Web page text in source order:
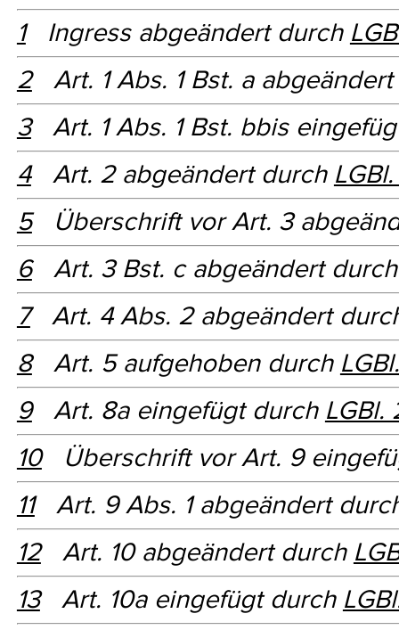
1Ingress abgeändert durch
2Art. 1 Abs. 1 Bst. a
3Art. 1 Abs. 1 Bst. bbis
4Art. 2 abgeändert durch
5Überschrift vor Art. 3
6Art. 3 Bst. c abgeändert
7Art. 4 Abs. 2 abgeändert
8Art. 5 aufgehoben durch
9Art. 8a eingefügt durch LGBl.
10Überschrift vor Art. 9
11Art. 9 Abs. 1 abgeändert
12Art. 10 abgeändert durch
13Art. 10a eingefügt durch